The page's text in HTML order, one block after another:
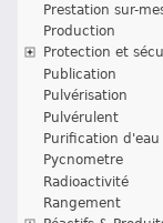
Prestation sur-
Production
Protection et
Publication
Pulvérisation
Pulvérulent
Purification d'eau
Pycnometre
Radioactivité
Rangement